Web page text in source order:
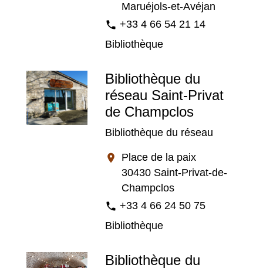
Maruéjols-et-Avéjan
phone +33 4 66 54 21 14
Bibliothèque
Bibliothèque du
réseau Saint-Privat
de Champclos
Bibliothèque du réseau
location_on
Place de la paix
30430 Saint-Privat-de-
Champclos
phone +33 4 66 24 50 75
Bibliothèque
Bibliothèque du